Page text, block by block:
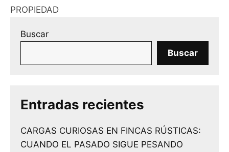
PROPIEDAD
Buscar
Buscar
Entradas recientes
CARGAS CURIOSAS EN FINCAS RÚSTICAS:
CUANDO EL PASADO SIGUE PESANDO